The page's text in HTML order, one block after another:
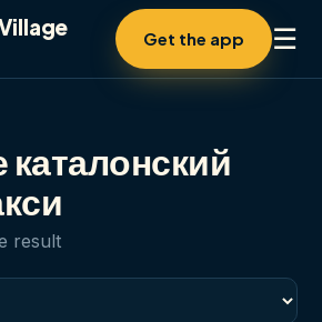
Get the app ☰
каталонский
result